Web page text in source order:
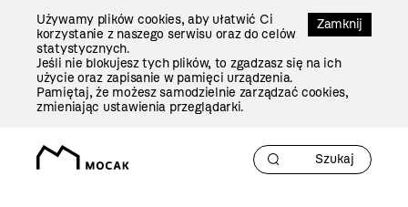
Zamknij
Używamy plików cookies, aby ułatwić Ci
korzystanie z naszego serwisu oraz do celów
statystycznych.
Jeśli nie blokujesz tych plików, to zgadzasz się na ich
użycie oraz zapisanie w pamięci urządzenia.
Pamiętaj, że możesz samodzielnie zarządzać cookies,
zmieniając ustawienia przeglądarki.